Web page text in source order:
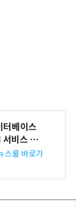
터베이스
서비스 제
테고리로
스룸 바로가